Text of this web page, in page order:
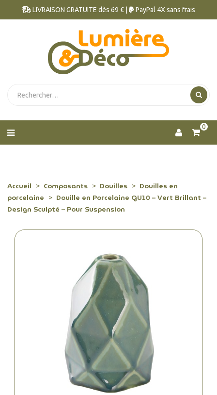
LIVRAISON GRATUITE dès 69 € | PayPal 4X sans frais
0
Accueil Composants Douilles
Douilles en
porcelaine
Douille en Porcelaine GU10 – Vert Brillant –
Design Sculpté – Pour Suspension